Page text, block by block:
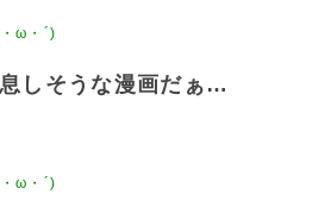
ω・´)
しそうな漫画だぁ…
ω・´)